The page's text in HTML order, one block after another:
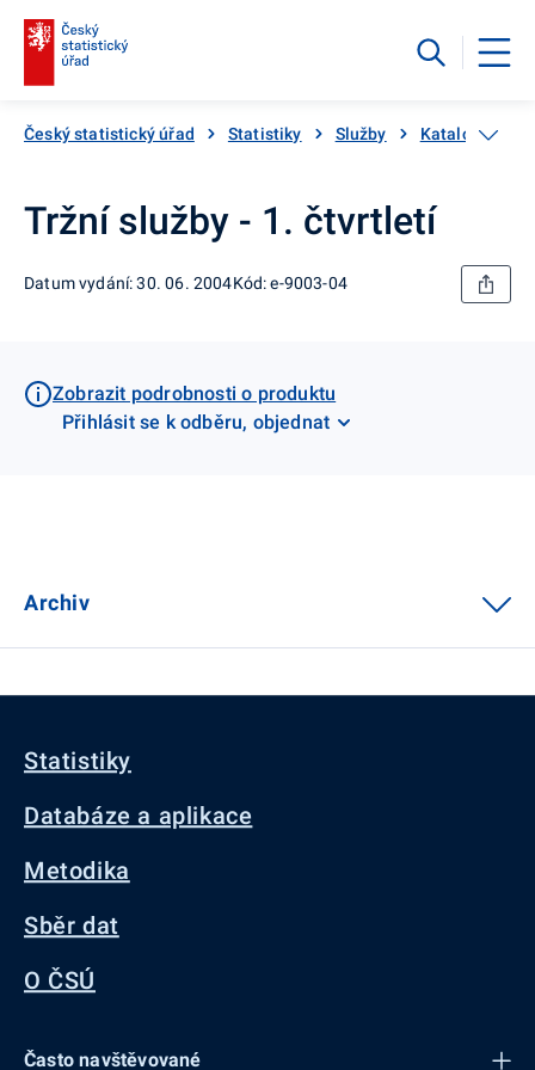
Český statistický úřad Statistiky Služby Katalog
Tržní služby - 1. čtvrtletí
Datum vydání: 30. 06. 2004Kód: e-9003-04
Zobrazit podrobnosti o produktu
Přihlásit se k odběru, objednat
Archiv
Statistiky
Databáze a aplikace
Metodika
Sběr dat
O ČSÚ
Často navštěvované